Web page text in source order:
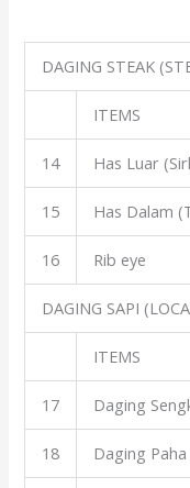
DAGING STEAK
ITEMS
14 Has Luar
15 Has Dalam
16 Rib eye
DAGING SAPI
ITEMS
17 Daging
18 Daging